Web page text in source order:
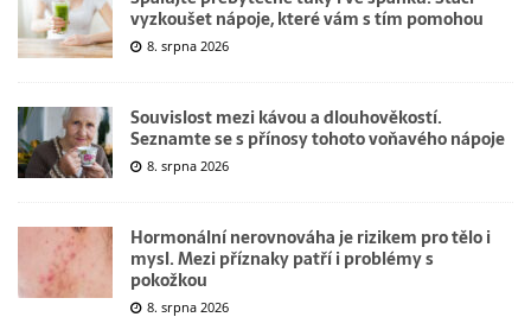
vyzkoušet nápoje, které vám s tím pomohou
8. srpna 2026
Souvislost mezi kávou a dlouhověkostí.
Seznamte se s přínosy tohoto voňavého nápoje
8. srpna 2026
Hormonální nerovnováha je rizikem pro tělo i
mysl. Mezi příznaky patří i problémy s
pokožkou
8. srpna 2026